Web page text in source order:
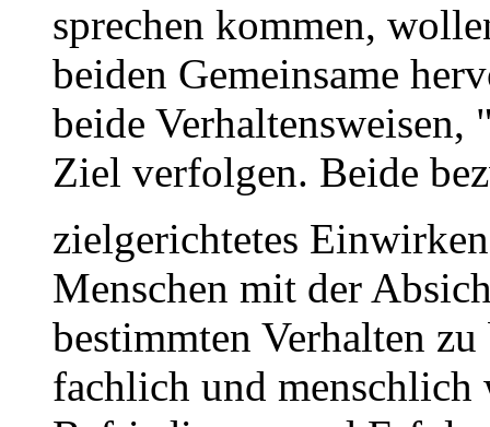
sprechen kommen,
beiden Gemeinsame
beide
Ziel verfolgen. Beide
zielgerichtetes
Menschen mit der
bestimmten Verhalten
fachlich und